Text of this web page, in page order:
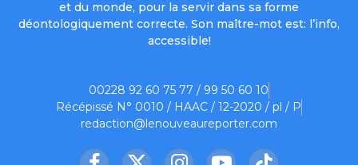
et du monde, pour la servir dans sa forme
déontologiquement correcte. Son maître-mot est: l’info,
accessible!
00228 92 60 75 77 / 99 50 60 10
Récépissé N° 0010 / HAAC / 12-2020 / pl / P
redaction@lenouveaureporter.com